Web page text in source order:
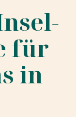
für
in